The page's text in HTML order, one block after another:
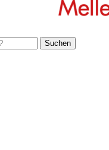
Suchen